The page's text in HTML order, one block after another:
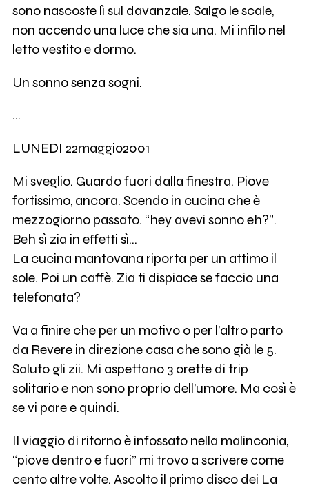
sono nascoste lì sul davanzale. Salgo le scale,
non accendo una luce che sia una. Mi infilo nel
letto vestito e dormo.
Un sonno senza sogni.
…
LUNEDI 22maggio2001
Mi sveglio. Guardo fuori dalla finestra. Piove
fortissimo, ancora. Scendo in cucina che è
mezzogiorno passato. “hey avevi sonno eh?”.
Beh sì zia in effetti sì…
La cucina mantovana riporta per un attimo il
sole. Poi un caffè. Zia ti dispiace se faccio una
telefonata?
Va a finire che per un motivo o per l’altro parto
da Revere in direzione casa che sono già le 5.
Saluto gli zii. Mi aspettano 3 orette di trip
solitario e non sono proprio dell’umore. Ma così è
se vi pare e quindi.
Il viaggio di ritorno è infossato nella malinconia,
“piove dentro e fuori” mi trovo a scrivere come
cento altre volte. Ascolto il primo disco dei La